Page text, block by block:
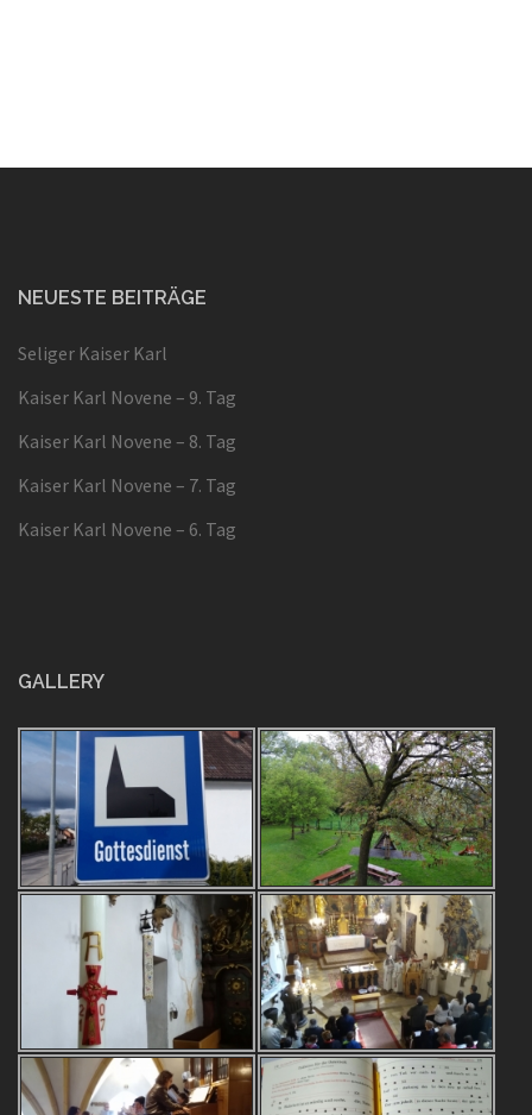
NEUESTE BEITRÄGE
Seliger Kaiser Karl
Kaiser Karl Novene – 9. Tag
Kaiser Karl Novene – 8. Tag
Kaiser Karl Novene – 7. Tag
Kaiser Karl Novene – 6. Tag
GALLERY